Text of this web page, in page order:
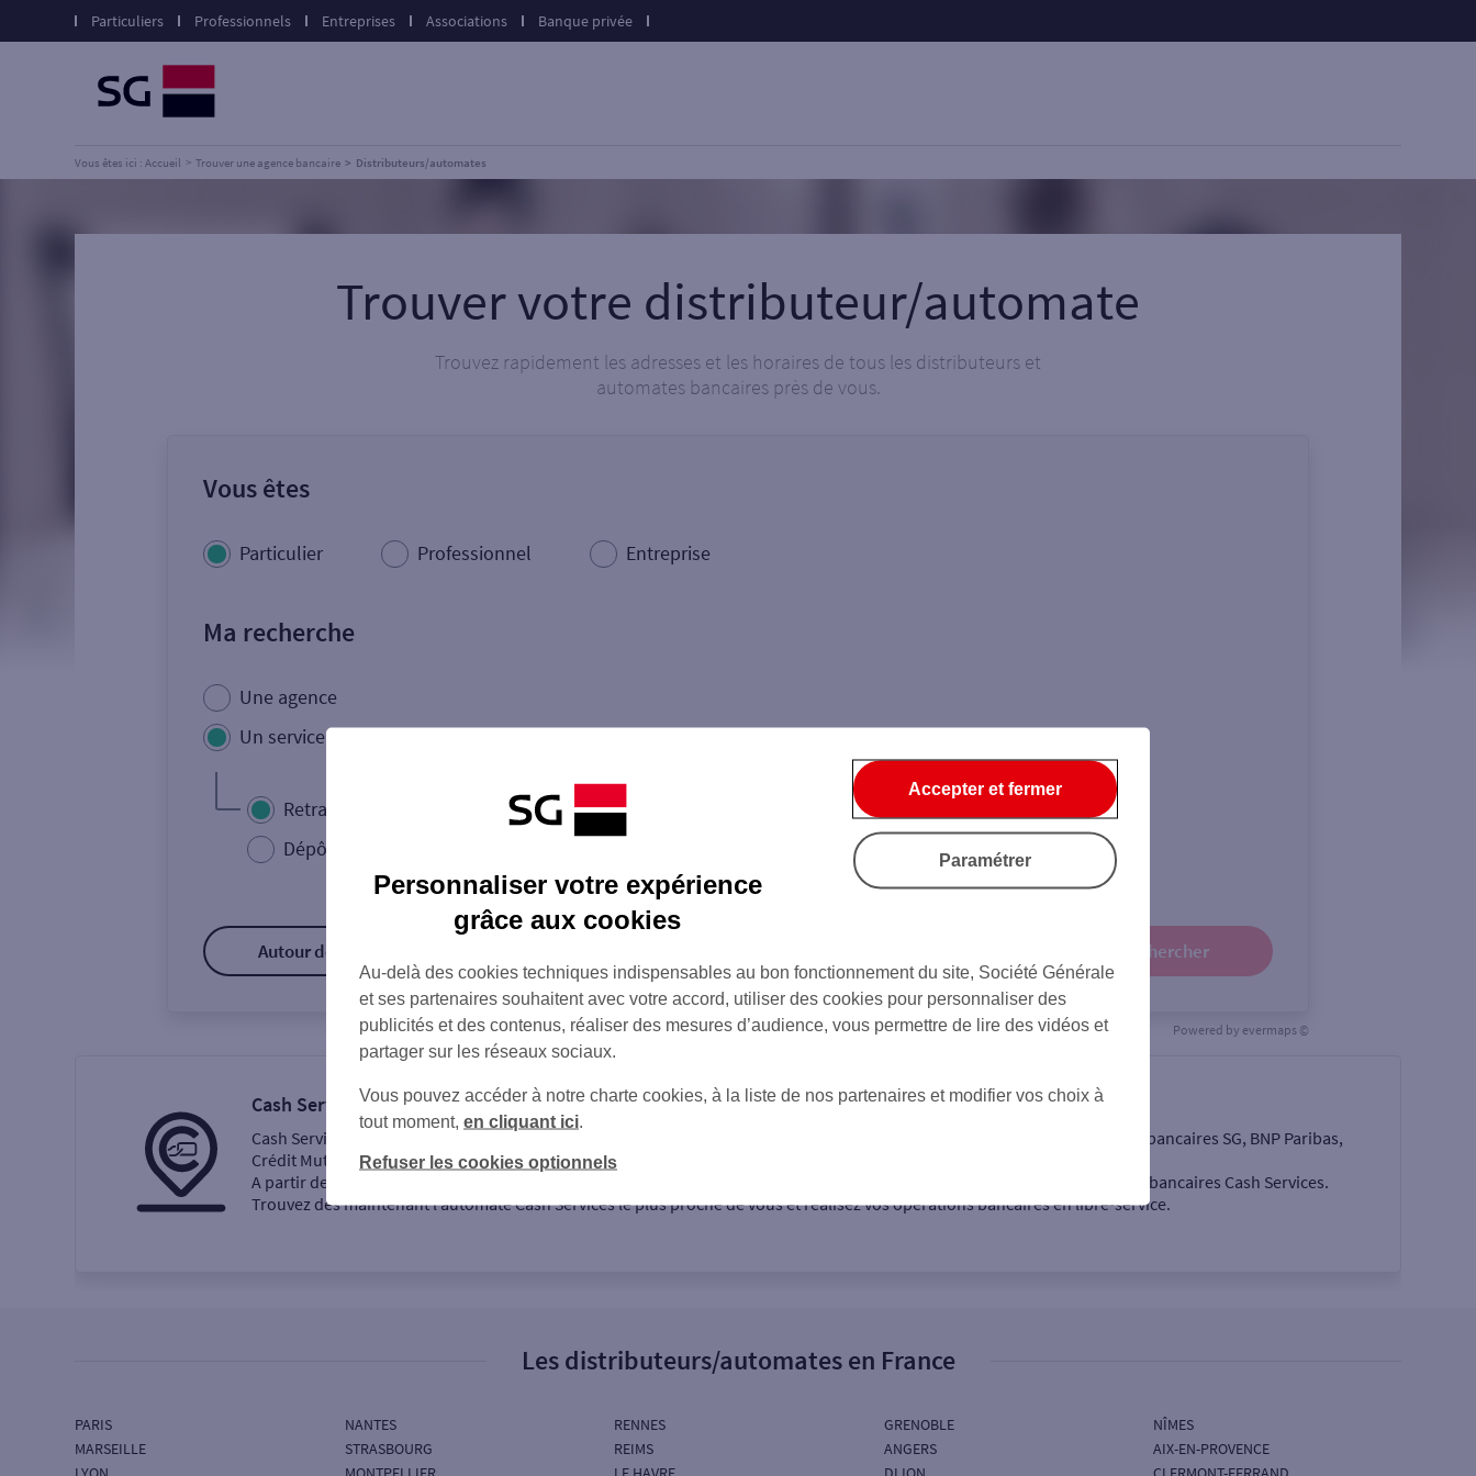
Particuliers Professionnels Entreprises Associations Banque privée
Vous êtes ici : Accueil Trouver une agence bancaire Distributeurs/automates
Trouver votre distributeur/automate
Trouvez rapidement les adresses et les horaires de tous les distributeurs et
automates bancaires près de vous.
Vous êtes
Particulier Professionnel Entreprise
Ma recherche
Une agence
Un service
Retrait de billets € Dépôt de billets €
Retrait de monnaie €
Dépôt de monnaie €
Autour de moi Rechercher
Powered by evermaps ©
Cash Services
Cash Services est la nouvelle marque de services des automates bancaires issue du partenariat entre les quatre enseignes bancaires SG, BNP Paribas,
Crédit Mutuel et CIC.
A partir de septembre 2024, les distributeurs automatiques de ces enseignes sont peu à peu remplacés par des automates bancaires Cash Services.
Trouvez dès maintenant l’automate Cash Services le plus proche de vous et réalisez vos opérations bancaires en libre-service.
Les distributeurs/automates en France
PARIS
MARSEILLE
NANTES
STRASBOURG
RENNES
REIMS
GRENOBLE
ANGERS
NÎMES
AIX-EN-PROVENCE
Personnaliser votre expérience
grâce aux cookies
Au-delà des cookies techniques indispensables au bon fonctionnement du site, Société Générale
et ses partenaires souhaitent avec votre accord, utiliser des cookies pour personnaliser des
publicités et des contenus, réaliser des mesures d’audience, vous permettre de lire des vidéos et
partager sur les réseaux sociaux.
Vous pouvez accéder à notre charte cookies, à la liste de nos partenaires et modifier vos choix à
tout moment, en cliquant ici.
Refuser les cookies optionnels
Accepter et fermer
Paramétrer